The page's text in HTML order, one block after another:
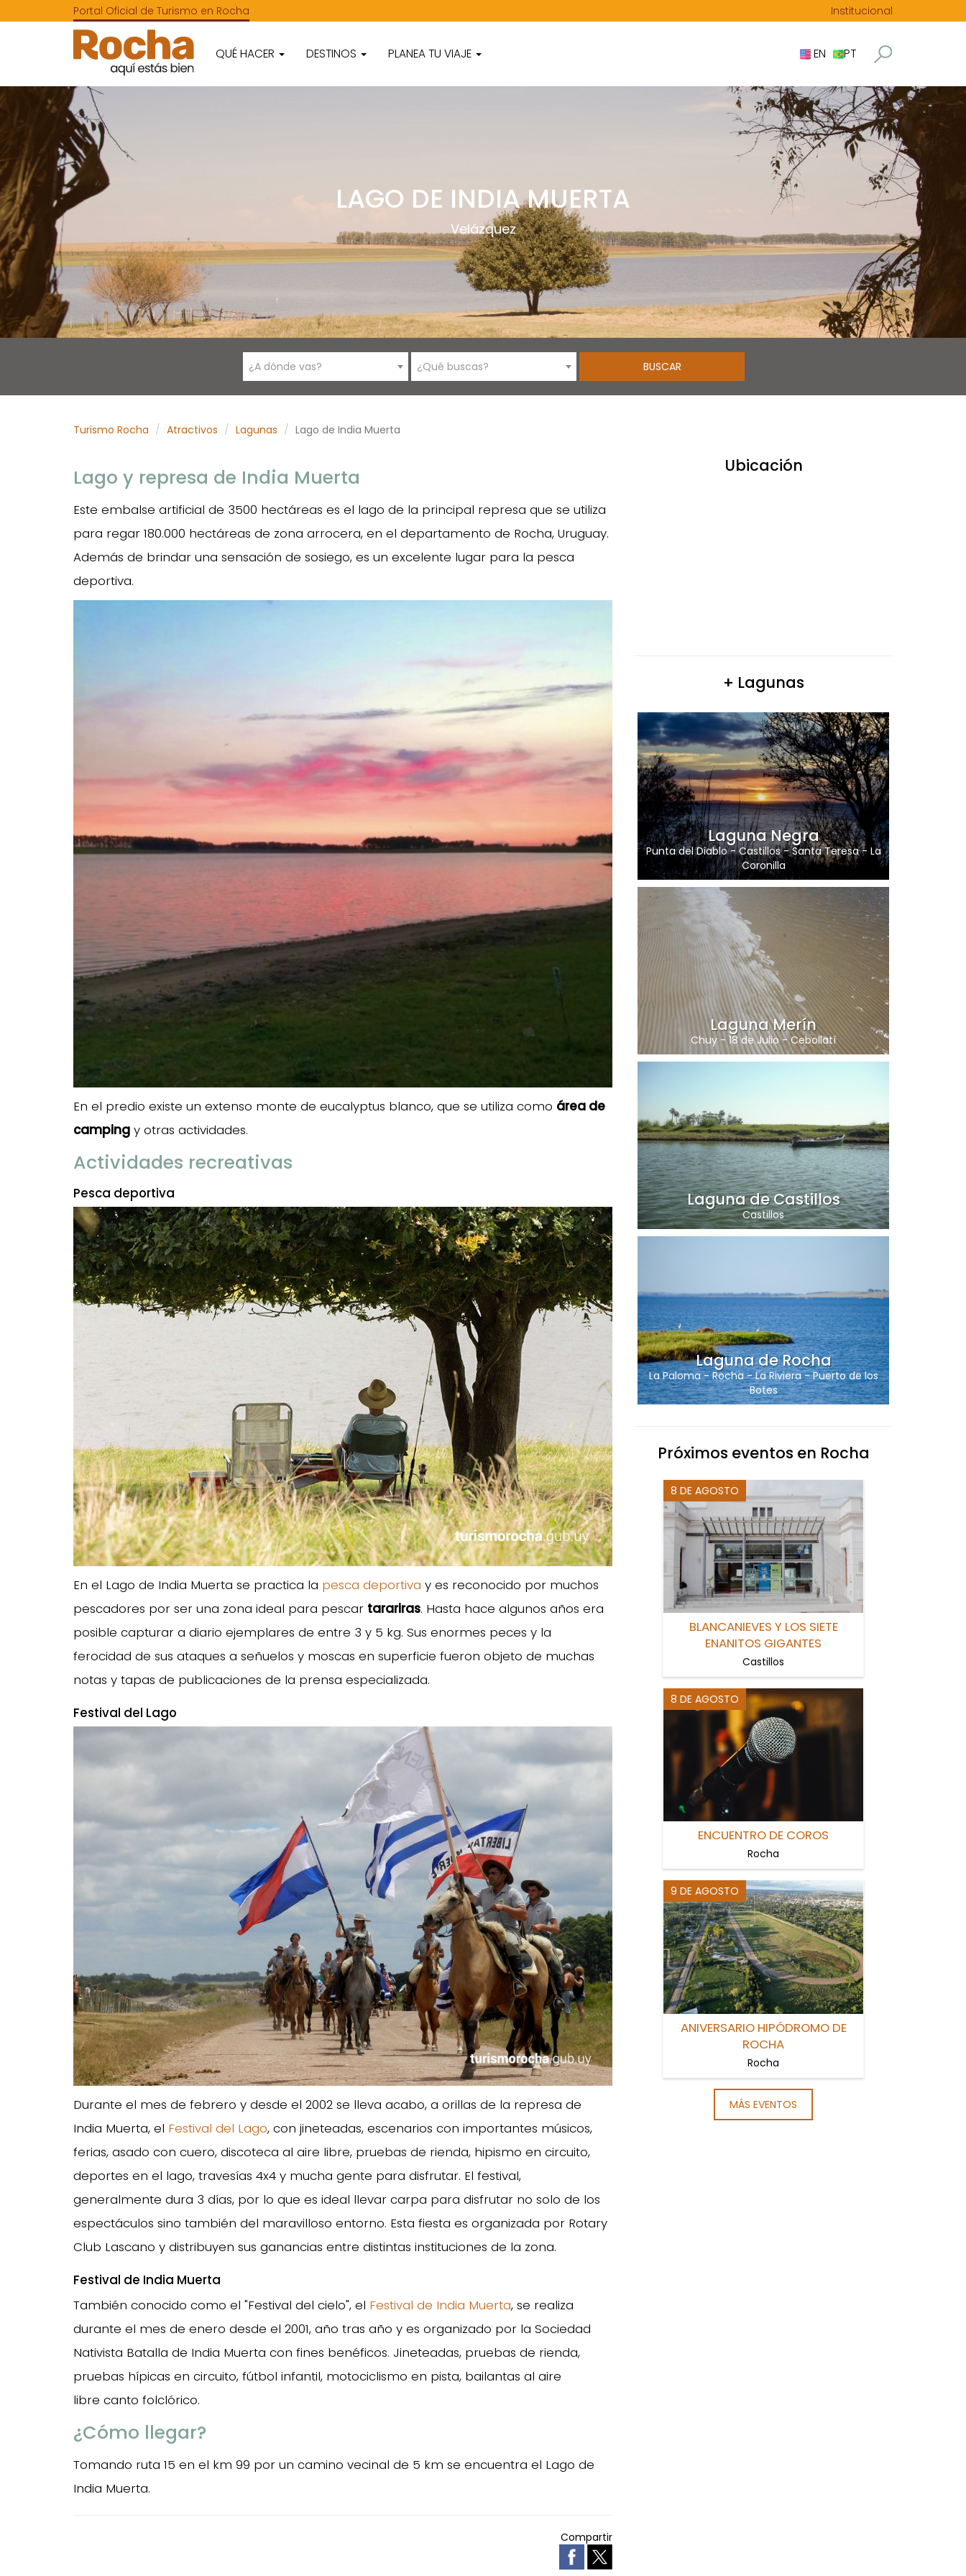
Portal Oficial de Turismo en Rocha Institucional
QUÉ HACER DESTINOS PLANEA TU VIAJE EN PT
LAGO DE INDIA MUERTA
Velázquez
¿A dónde vas? ¿Qué buscas?
Turismo Rocha Atractivos Lagunas Lago de India Muerta
Lago y represa de India Muerta
Este embalse artificial de 3500 hectáreas es el lago de la principal represa que se utiliza
para regar 180.000 hectáreas de zona arrocera, en el departamento de Rocha, Uruguay.
Además de brindar una sensación de sosiego, es un excelente lugar para la pesca
deportiva.
En el predio existe un extenso monte de eucalyptus blanco, que se utiliza como área de
camping y otras actividades.
Actividades recreativas
Pesca deportiva
En el Lago de India Muerta se practica la pesca deportiva y es reconocido por muchos
pescadores por ser una zona ideal para pescar tarariras. Hasta hace algunos años era
posible capturar a diario ejemplares de entre 3 y 5 kg. Sus enormes peces y la
ferocidad de sus ataques a señuelos y moscas en superficie fueron objeto de muchas
notas y tapas de publicaciones de la prensa especializada.
Festival del Lago
Durante el mes de febrero y desde el 2002 se lleva acabo, a orillas de la represa de
India Muerta, el Festival del Lago, con jineteadas, escenarios con importantes músicos,
ferias, asado con cuero, discoteca al aire libre, pruebas de rienda, hipismo en circuito,
deportes en el lago, travesías 4x4 y mucha gente para disfrutar. El festival,
generalmente dura 3 días, por lo que es ideal llevar carpa para disfrutar no solo de los
espectáculos sino también del maravilloso entorno. Esta fiesta es organizada por Rotary
Club Lascano y distribuyen sus ganancias entre distintas instituciones de la zona.
Festival de India Muerta
También conocido como el "Festival del cielo", el Festival de India Muerta, se realiza
durante el mes de enero desde el 2001, año tras año y es organizado por la Sociedad
Nativista Batalla de India Muerta con fines benéficos. Jineteadas, pruebas de rienda,
pruebas hípicas en circuito, fútbol infantil, motociclismo en pista, bailantas al aire
libre canto folclórico.
¿Cómo llegar?
Tomando ruta 15 en el km 99 por un camino vecinal de 5 km se encuentra el Lago de
India Muerta.
Compartir
Ubicación
+ Lagunas
Laguna Negra
Punta del Diablo-Castillos-Santa Teresa- La
Coronilla
Laguna Merín
Chuy-18 de Julio-Cebollatí
Laguna de Castillos
Castillos
Laguna de Rocha
La Paloma-Rocha-La Riviera-Puerto de los
Botes
Próximos eventos en Rocha
8 DE AGOSTO
BLANCANIEVES Y LOS SIETE
ENANITOS GIGANTES
Castillos
8 DE AGOSTO
ENCUENTRO DE COROS
Rocha
9 DE AGOSTO
ANIVERSARIO HIPÓDROMO DE
ROCHA
Rocha
MÁS EVENTOS